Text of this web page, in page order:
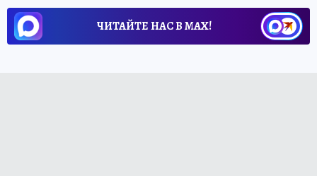
ЧИТАЙТЕ НАС В МАХ!